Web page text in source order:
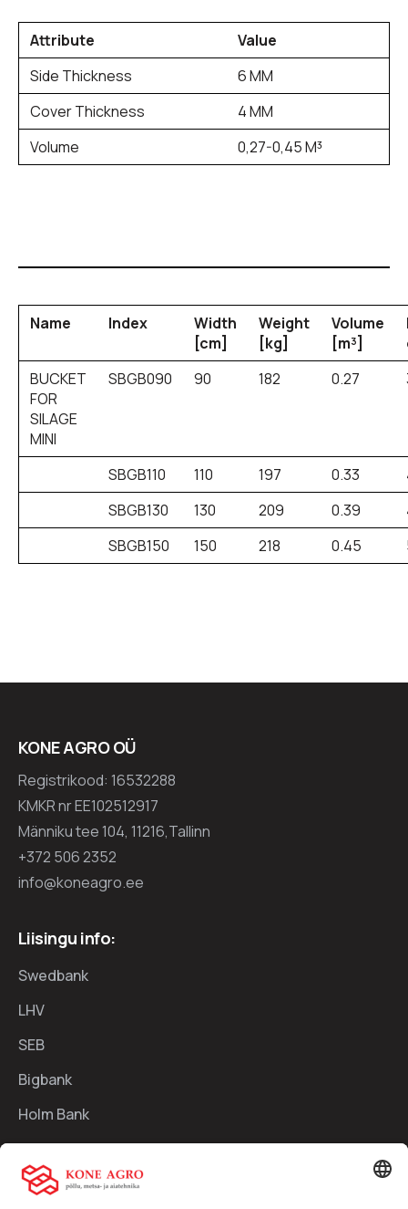
Attribute
Value
Side Thickness
6 MM
Cover Thickness
4 MM
Volume
0,27-0,45 M³
Name Index
Width
[cm]
Weight
[kg]
Volume
[m³]
BUCKET
FOR
SILAGE
MINI
SBGB090 90 182 0.27
SBGB110 110 197 0.33
SBGB130
130 209 0.39
SBGB150
150 218 0.45
KONE AGRO OÜ
Registrikood: 16532288
KMKR nr EE102512917
Männiku tee 104, 11216,Tallinn
+372 506 2352
info@koneagro.ee
Liisingu info:
Swedbank
LHV
SEB
Bigbank
Holm Bank
Kiirlingid: